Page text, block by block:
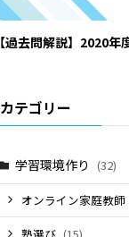
【過去問解説】2020
カテゴリー
学習環境作り (32)
オンライン家庭教師